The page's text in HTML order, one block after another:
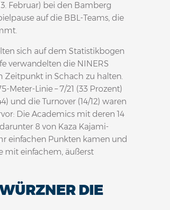
Februar) bei den Bamberg
auf die BBL-Teams, die
sich auf dem Statistikbogen
verwandelten die NINERS
Zeitpunkt in Schach zu halten.
Meter-Linie – 7/21 (33 Prozent)
und die Turnover (14/12) waren
Die Academics mit deren 14
8 von Kaza Kajami-
einfachen Punkten kamen und
mit einfachem, äußerst
DIE A